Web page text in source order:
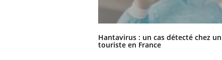
Hantavirus : un cas détecté chez un
touriste en France